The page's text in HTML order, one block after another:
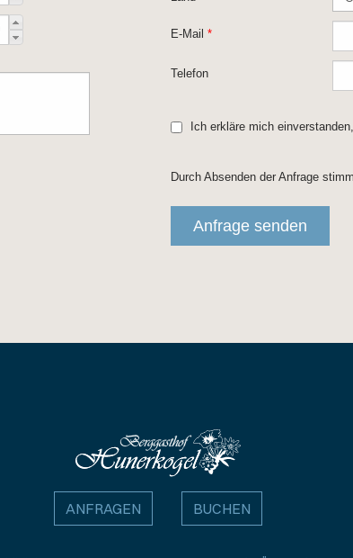
ANFRAGEN BUCHEN